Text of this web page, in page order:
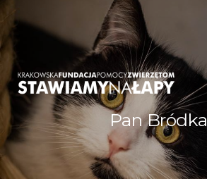
WITAMY! Pan Bródka